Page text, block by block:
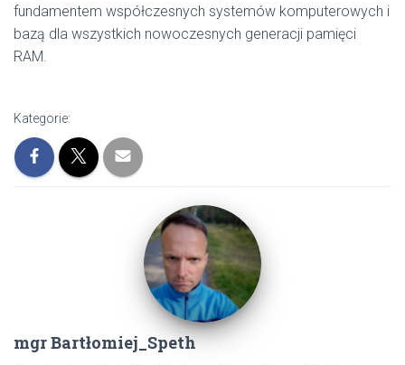
fundamentem współczesnych systemów komputerowych i
bazą dla wszystkich nowoczesnych generacji pamięci
RAM.
Kategorie:
mgr Bartłomiej_Speth